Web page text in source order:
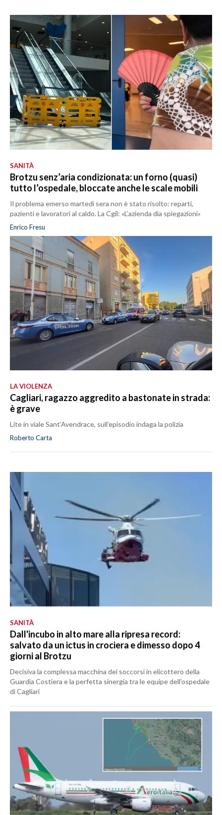
SANITÀ
Brotzu senz’aria condizionata: un forno (quasi)
tutto l’ospedale, bloccate anche le scale mobili
Il problema emerso martedì sera non è stato risolto: reparti,
pazienti e lavoratori al caldo. La Cgil: «L’azienda dia spiegazioni»
Enrico Fresu
LA VIOLENZA
Cagliari, ragazzo aggredito a bastonate in strada:
è grave
Lite in viale Sant’Avendrace, sull’episodio indaga la polizia
Roberto Carta
SANITÀ
Dall'incubo in alto mare alla ripresa record:
salvato da un ictus in crociera e dimesso dopo 4
giorni al Brotzu
Decisiva la complessa macchina dei soccorsi in elicottero della
Guardia Costiera e la perfetta sinergia tra le equipe dell'ospedale
di Cagliari